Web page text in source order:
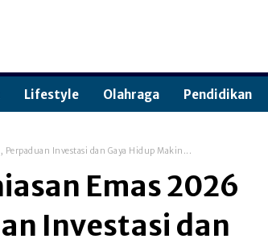
Lifestyle Olahraga Pendidikan
Investasi dan Gaya Hidup Makin...
Emas 2026
Investasi dan